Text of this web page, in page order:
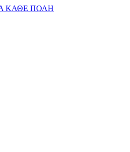
ΚΑΘΕ ΠΟΛΗ